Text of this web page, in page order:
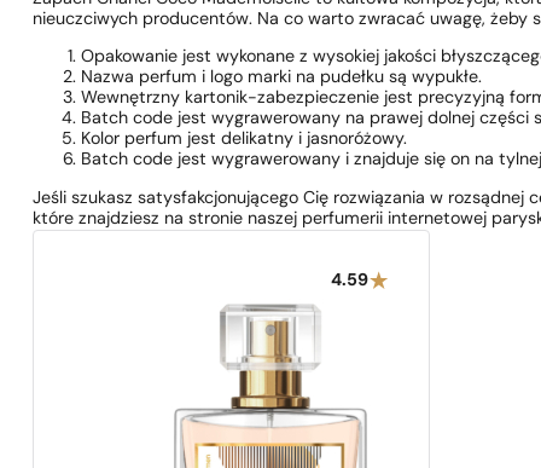
nieuczciwych producentów. Na co warto zwracać uwagę, żeby
Opakowanie jest wykonane z wysokiej jakości
Nazwa perfum i logo marki na pudełku są wypukłe.
Wewnętrzny kartonik-zabezpieczenie jest precyzyjną
Batch code jest wygrawerowany na prawej dolnej części
Kolor perfum jest delikatny i jasnoróżowy.
Batch code jest wygrawerowany i znajduje się on na
Jeśli szukasz satysfakcjonującego Cię rozwiązania w rozsądnej
które znajdziesz na stronie naszej perfumerii internetowej
4.59